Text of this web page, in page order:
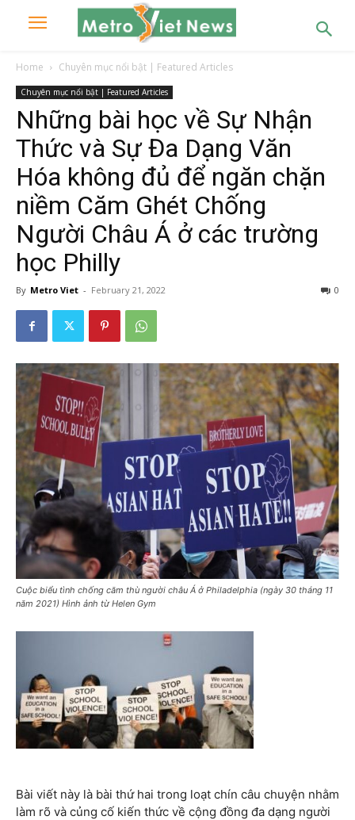
Home Chuyên mục nổi bật | Featured Articles
Chuyên mục nổi bật | Featured Articles
Những bài học về Sự Nhận
Thức và Sự Đa Dạng Văn
Hóa không đủ để ngăn chặn
niềm Căm Ghét Chống
Người Châu Á ở các trường
học Philly
By Metro Viet - February 21, 2022 0
Cuộc biểu tình chống căm thù người châu Á ở Philadelphia (ngày 30 tháng 11
năm 2021) Hình ảnh từ Helen Gym
Bài viết này là bài thứ hai trong loạt chín câu chuyện nhằm
làm rõ và củng cố kiến thức về cộng đồng đa dạng người